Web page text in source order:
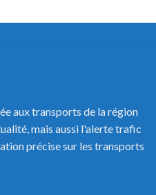
aux transports de la région
mais aussi l'alerte trafic
précise sur les transports